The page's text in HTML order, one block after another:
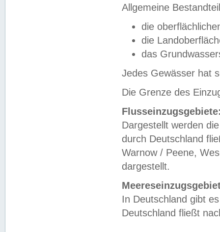
Allgemeine
die
die
das
Jedes Gewässer hat
Die Grenze des
Dargestellt werden
durch Deutschland
Warnow / Peene,
dargestellt.
In Deutschland gibt
Deutschland fließt